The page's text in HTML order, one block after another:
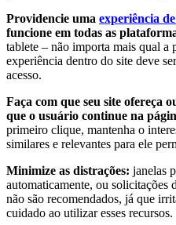
Providencie uma experiência
funcione em todas as
tablete – não importa mais qual a
experiência dentro do site deve
acesso.
Faça com que seu site ofereça
que o usuário continue na
primeiro clique, mantenha o
similares e relevantes para ele
Minimize as distrações: janelas
automaticamente, ou solicitações
não são recomendados, já que
cuidado ao utilizar esses recursos.